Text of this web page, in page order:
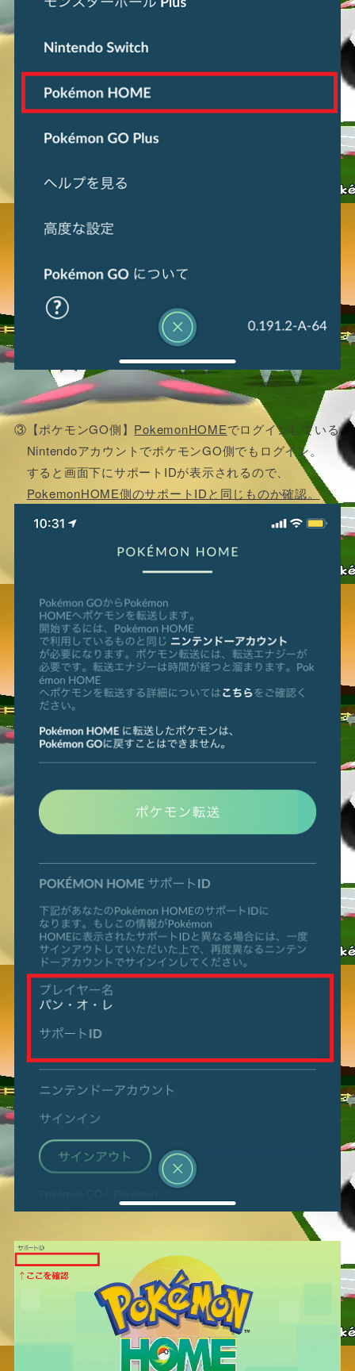
③【ポケモンGO側】 PokemonHOMEでログインしている
NintendoアカウントでポケモンGO側でもログイン。
すると画面下にサポートIDが表示されるので、
PokemonHOME側のサポートIDと同じものか確認。